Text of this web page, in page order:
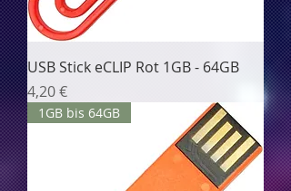
USB Stick eCLIP Rot 1GB - 64GB
Цена
4,20 €
1GB bis 64GB